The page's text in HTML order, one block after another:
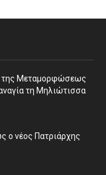
της Μεταμορφώσεως
τη Μηλιώτισσα
ο νέος Πατριάρχης